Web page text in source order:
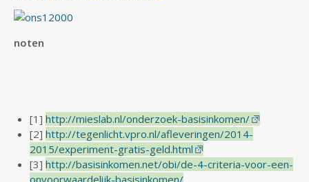
noten
[1] http://mieslab.nl/onderzoek-basisinkomen/
[2] http://tegenlicht.vpro.nl/afleveringen/2014-
2015/experiment-gratis-geld.html
[3] http://basisinkomen.net/obi/de-4-criteria-voor-een-